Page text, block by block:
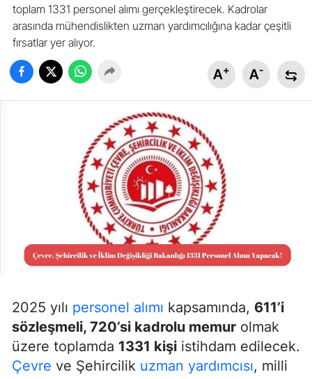
toplam 1331 personel alımı gerçekleştirecek. Kadrolar
arasında mühendislikten uzman yardımcılığına kadar çeşitli
fırsatlar yer alıyor.
A+ A-
2025 yılı personel alımı kapsamında, 611’i
sözleşmeli, 720’si kadrolu memur olmak
üzere toplamda 1331 kişi istihdam edilecek.
Çevre ve Şehircilik uzman yardımcısı, milli